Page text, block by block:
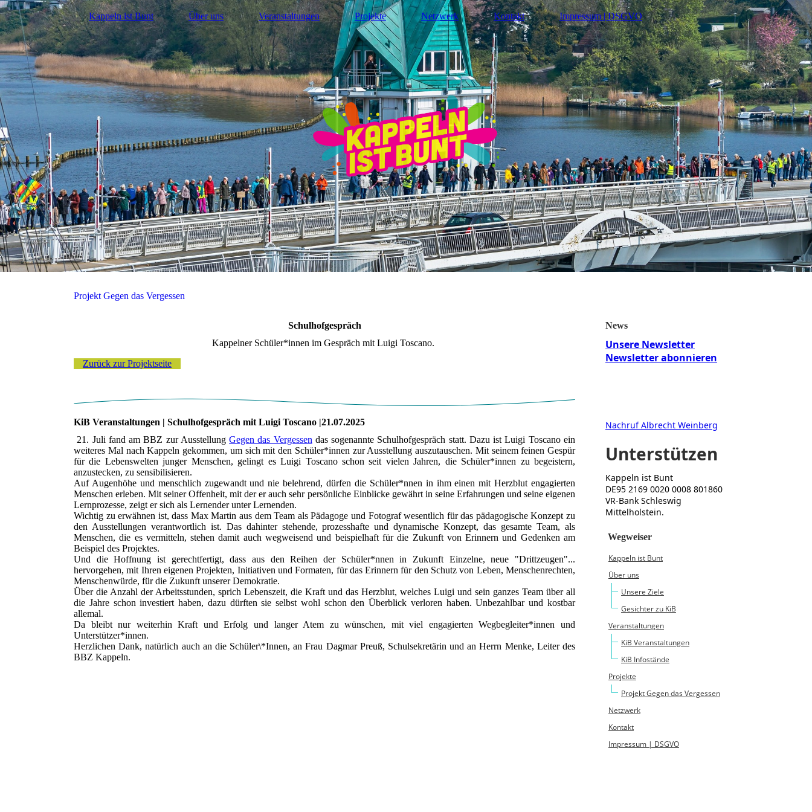
Kappeln ist Bunt Über uns Veranstaltungen Projekte Netzwerk Kontakt Impressum | DSGVO
Projekt Gegen das Vergessen
Schulhofgespräch
Kappelner Schüler*innen im Gespräch mit Luigi Toscano.
Zurück zur Projektseite
KiB Veranstaltungen | Schulhofgespräch mit Luigi Toscano |21.07.2025
21. Juli fand am BBZ zur Ausstellung Gegen das Vergessen das sogenannte Schulhofgespräch statt. Dazu ist Luigi Toscano ein
weiteres Mal nach Kappeln gekommen, um sich mit den Schüler*innen zur Ausstellung auszutauschen. Mit seinem feinen Gespür
für die Lebenswelten junger Menschen, gelingt es Luigi Toscano schon seit vielen Jahren, die Schüler*innen zu begeistern,
anzustecken, zu sensibilisieren.
Auf Augenhöhe und menschlich zugewandt und nie belehrend, dürfen die Schüler*nnen in ihm einen mit Herzblut engagierten
Menschen erleben. Mit seiner Offenheit, mit der er auch sehr persönliche Einblicke gewährt in seine Erfahrungen und seine eigenen
Lernprozesse, zeigt er sich als Lernender unter Lernenden.
Wichtig zu erwähnen ist, dass Max Martin aus dem Team als Pädagoge und Fotograf wesentlich für das pädagogische Konzept zu
den Ausstellungen verantwortlich ist. Das dahinter stehende, prozesshafte und dynamische Konzept, das gesamte Team, als
Menschen, die es vermitteln, stehen damit auch wegweisend und beispielhaft für die Zukunft von Erinnern und Gedenken am
Beispiel des Projektes.
Und die Hoffnung ist gerechtfertigt, dass aus den Reihen der Schüler*nnen in Zukunft Einzelne, neue "Drittzeugen"...
hervorgehen, mit Ihren eigenen Projekten, Initiativen und Formaten, für das Erinnern für den Schutz von Leben, Menschenrechten,
Menschenwürde, für die Zukunft unserer Demokratie.
Über die Anzahl der Arbeitsstunden, sprich Lebenszeit, die Kraft und das Herzblut, welches Luigi und sein ganzes Team über all
die Jahre schon investiert haben, dazu dürften sie selbst wohl schon den Überblick verloren haben. Unbezahlbar und kostbar
allemal.
Da bleibt nur weiterhin Kraft und Erfolg und langer Atem zu wünschen, mit viel engagierten Wegbegleiter*innen und
Unterstützer*innen.
Herzlichen Dank, natürlich auch an die Schüler\*Innen, an Frau Dagmar Preuß, Schulsekretärin und an Herrn Menke, Leiter des
BBZ Kappeln.
News
Unsere Newsletter
Newsletter abonnieren
Nachruf Albrecht Weinberg
Unterstützen
Kappeln ist Bunt
DE95 2169 0020 0008 801860
VR-Bank Schleswig
Mittelholstein.
Wegweiser
Kappeln ist Bunt
Über uns
Unsere Ziele
Gesichter zu KiB
Veranstaltungen
KiB Veranstaltungen
KiB Infostände
Projekte
Projekt Gegen das Vergessen
Netzwerk
Kontakt
Impressum | DSGVO